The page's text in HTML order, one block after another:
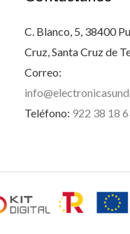
C. Blanco, 5, 38400
Cruz, Santa Cruz de
Correo:
Teléfono: 922 38 18